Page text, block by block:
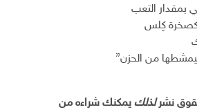
التعب
كصخرة كِلس
من الحزن”
نشرلذلك يمكنك شراءه من